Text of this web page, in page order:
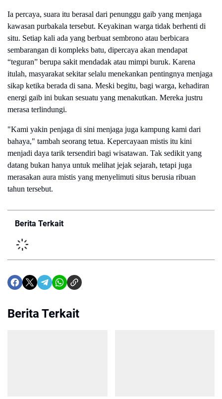
Ia percaya, suara itu berasal dari penunggu gaib yang menjaga
kawasan purbakala tersebut. Keyakinan warga tidak berhenti di
situ. Setiap kali ada yang berbuat sembrono atau berbicara
sembarangan di kompleks batu, dipercaya akan mendapat
“teguran” berupa sakit mendadak atau mimpi buruk. Karena
itulah, masyarakat sekitar selalu menekankan pentingnya menjaga
sikap ketika berada di sana. Meski begitu, bagi warga, kehadiran
energi gaib ini bukan sesuatu yang menakutkan. Mereka justru
merasa terlindungi.
"Kami yakin penjaga di sini menjaga juga kampung kami dari
bahaya," tambah seorang tetua. Kepercayaan mistis itu kini
menjadi daya tarik tersendiri bagi wisatawan. Tak sedikit yang
datang bukan hanya untuk melihat jejak sejarah, tetapi juga
merasakan aura mistis yang menyelimuti situs berusia ribuan
tahun tersebut.
Berita Terkait
Berita Terkait